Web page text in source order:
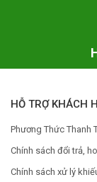
HỖ TRỢ KHÁCH
Phương Thức Thanh
Chính sách đổi trả,
Chính sách xử lý